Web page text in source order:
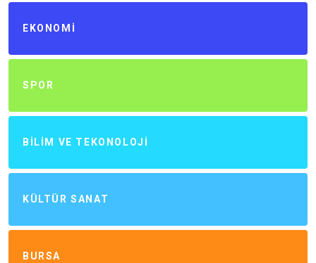
EKONOMI
SPOR
BILIM VE TEKONOLOJI
KÜLTÜR SANAT
BURSA